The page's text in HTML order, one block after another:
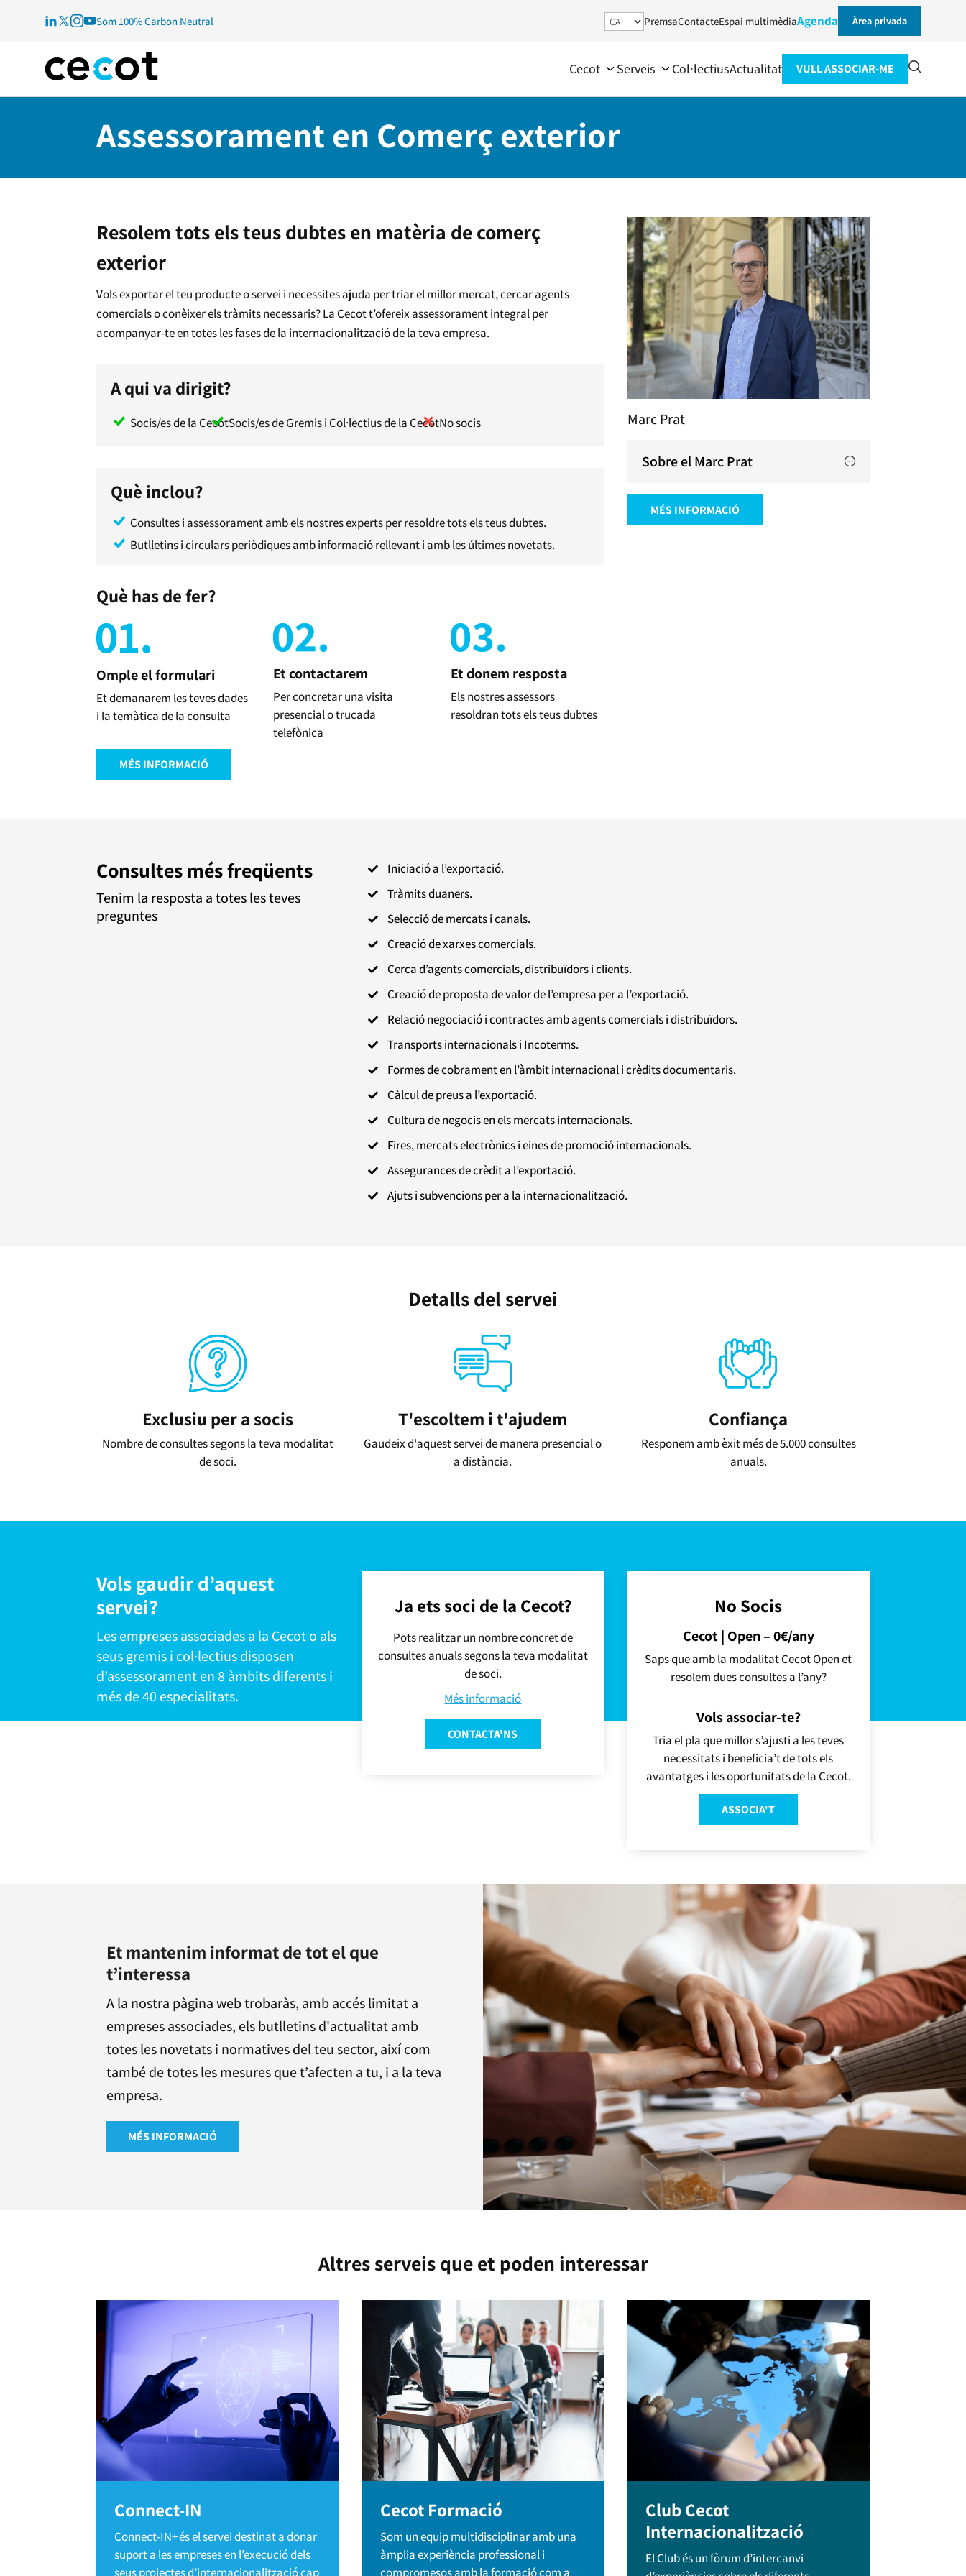
Som 100% Carbon Neutral PremsaContacteEspai multimèdiaAgenda Àrea privada
Cecot Serveis Col·lectiusActualitat VULL ASSOCIAR-ME
Assessorament en Comerç exterior
Resolem tots els teus dubtes en matèria de comerç
exterior
Vols exportar el teu producte o servei i necessites ajuda per triar el millor mercat, cercar agents
comercials o conèixer els tràmits necessaris? La Cecot t’ofereix assessorament integral per
acompanyar-te en totes les fases de la internacionalització de la teva empresa.
A qui va dirigit?
Socis/es de la CecotSocis/es de Gremis i Col·lectius de la CecotNo socis
Què inclou?
Consultes i assessorament amb els nostres experts per resoldre tots els teus dubtes.
Butlletins i circulars periòdiques amb informació rellevant i amb les últimes novetats.
Què has de fer?
Omple el formulari
Et demanarem les teves dades
i la temàtica de la consulta
Et contactarem
Per concretar una visita
presencial o trucada
telefònica
Et donem resposta
Els nostres assessors
resoldran tots els teus dubtes
MÉS INFORMACIÓ
Marc Prat
Sobre el Marc Prat
MÉS INFORMACIÓ
Consultes més freqüents
Tenim la resposta a totes les teves
preguntes
 Iniciació a l’exportació.
 Tràmits duaners.
 Selecció de mercats i canals.
 Creació de xarxes comercials.
 Cerca d’agents comercials, distribuïdors i clients.
 Creació de proposta de valor de l’empresa per a l’exportació.
 Relació negociació i contractes amb agents comercials i distribuïdors.
 Transports internacionals i Incoterms.
 Formes de cobrament en l’àmbit internacional i crèdits documentaris.
 Càlcul de preus a l’exportació.
 Cultura de negocis en els mercats internacionals.
 Fires, mercats electrònics i eines de promoció internacionals.
 Assegurances de crèdit a l’exportació.
 Ajuts i subvencions per a la internacionalització.
Detalls del servei
Exclusiu per a socis
Nombre de consultes segons la teva modalitat
de soci.
T'escoltem i t'ajudem
Gaudeix d'aquest servei de manera presencial o
a distància.
Confiança
Responem amb èxit més de 5.000 consultes
anuals.
Vols gaudir d’aquest
servei?
Les empreses associades a la Cecot o als
seus gremis i col·lectius disposen
d’assessorament en 8 àmbits diferents i
més de 40 especialitats.
Ja ets soci de la Cecot?
Pots realitzar un nombre concret de
consultes anuals segons la teva modalitat
de soci.
Més informació
CONTACTA'NS
No Socis
Cecot | Open – 0€/any
Saps que amb la modalitat Cecot Open et
resolem dues consultes a l’any?
Vols associar-te?
Tria el pla que millor s’ajusti a les teves
necessitats i beneficia’t de tots els
avantatges i les oportunitats de la Cecot.
ASSOCIA'T
Et mantenim informat de tot el que
t’interessa
A la nostra pàgina web trobaràs, amb accés limitat a
empreses associades, els butlletins d'actualitat amb
totes les novetats i normatives del teu sector, així com
també de totes les mesures que t’afecten a tu, i a la teva
empresa.
MÉS INFORMACIÓ
Altres serveis que et poden interessar
Connect-IN
Connect-IN+ és el servei destinat a donar
suport a les empreses en l’execució dels
seus projectes d’internacionalització cap
Cecot Formació
Som un equip multidisciplinar amb una
àmplia experiència professional i
compromesos amb la formació com a
Club Cecot
Internacionalització
El Club és un fòrum d’intercanvi